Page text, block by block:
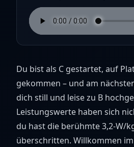
Du bist als C gestartet, auf
gekommen – und am
dich still und leise zu B
Leistungswerte haben sich
du hast die berühmte 3,2-W/
überschritten. Willkommen im